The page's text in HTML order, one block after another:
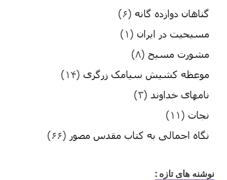
گناهان دوازده گانه (۶)
مسیحیت در ایران (۱)
مشورت مسیح (۸)
موعظه کشیش سیامک زرگری (۱۴)
نامهای خداوند (۳)
نجات (۱۱)
نگاه اجمالی به کتاب مقدس مصور (۶۶)
نوشنه های تازه :